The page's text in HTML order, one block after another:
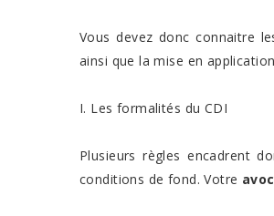
Vous devez donc connaitre
ainsi que la mise en
I. Les formalités du CDI
Plusieurs règles encadrent
conditions de fond. Votre